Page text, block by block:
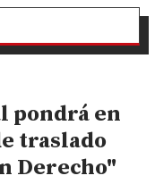
pondrá en
traslado
Derecho"